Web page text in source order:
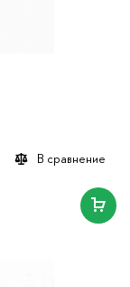
В сравнение